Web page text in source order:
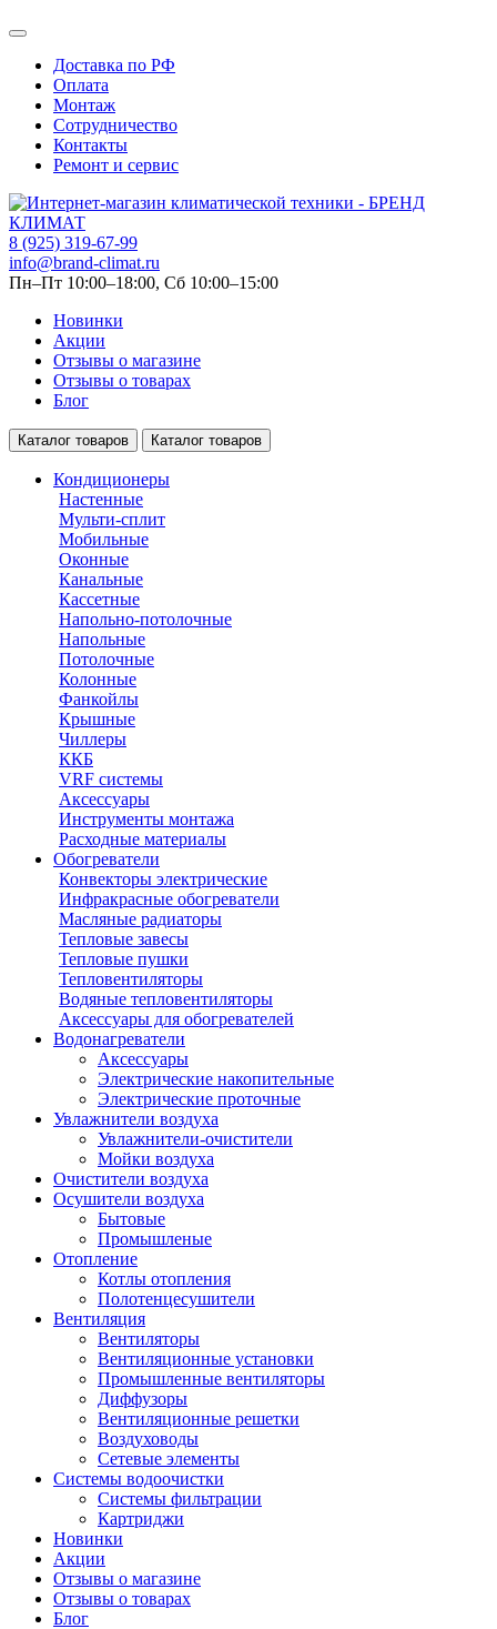
Доставка по РФ
Оплата
Монтаж
Сотрудничество
Контакты
Ремонт и сервис
8 (925) 319-67-99
info@brand-climat.ru
Пн–Пт 10:00–18:00, Сб 10:00–15:00
Новинки
Акции
Отзывы о магазине
Отзывы о товарах
Блог
Каталог товаров Каталог товаров
Кондиционеры
Настенные
Мульти-сплит
Мобильные
Оконные
Канальные
Кассетные
Напольно-потолочные
Напольные
Потолочные
Колонные
Фанкойлы
Крышные
Чиллеры
ККБ
VRF системы
Аксессуары
Инструменты монтажа
Расходные материалы
Обогреватели
Конвекторы электрические
Инфракрасные обогреватели
Масляные радиаторы
Тепловые завесы
Тепловые пушки
Тепловентиляторы
Водяные тепловентиляторы
Аксессуары для обогревателей
Водонагреватели
Аксессуары
Электрические накопительные
Электрические проточные
Увлажнители воздуха
Увлажнители-очистители
Мойки воздуха
Очистители воздуха
Осушители воздуха
Бытовые
Промышленые
Отопление
Котлы отопления
Полотенцесушители
Вентиляция
Вентиляторы
Вентиляционные установки
Промышленные вентиляторы
Диффузоры
Вентиляционные решетки
Воздуховоды
Сетевые элементы
Системы водоочистки
Системы фильтрации
Картриджи
Новинки
Акции
Отзывы о магазине
Отзывы о товарах
Блог